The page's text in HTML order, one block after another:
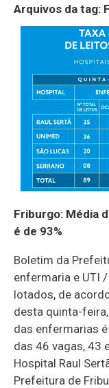
Arquivos da tag:
Friburgo: Média
é de 93%
Boletim da
enfermaria e UTI
lotados, de
desta quinta-
das enfermarias
das 46 vagas, 43
Hospital Raul
Prefeitura de